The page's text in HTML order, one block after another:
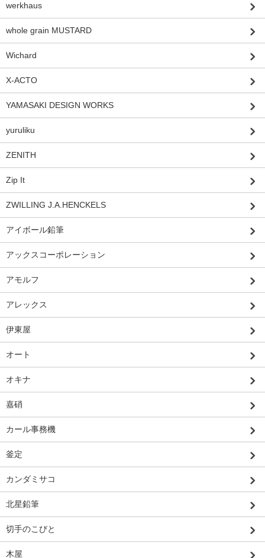
werkhaus
whole grain MUSTARD
Wichard
X-ACTO
YAMASAKI DESIGN WORKS
yuruliku
ZENITH
Zip It
ZWILLING J.A.HENCKELS
アイボール鉛筆
アックスコーポレーション
アモルフ
アレックス
伊東屋
オート
オキナ
嘉硝
カール事務機
釜定
カンダミサコ
北星鉛筆
切手のこびと
木屋